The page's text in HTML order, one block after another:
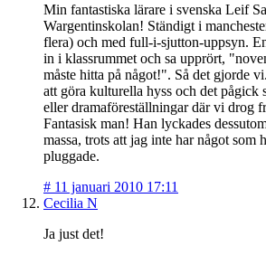
Min fantastiska lärare i svenska Leif
Wargentinskolan! Ständigt i
flera) och med full-i-sjutton-uppsyn.
in i klassrummet och sa upprört,
måste hitta på något!". Så det gjorde
att göra kulturella hyss och det pågick
eller dramaföreställningar där vi drog
Fantasisk man! Han lyckades
massa, trots att jag inte har något som
pluggade.
# 11 januari 2010 17:11
Cecilia N
Ja just det!